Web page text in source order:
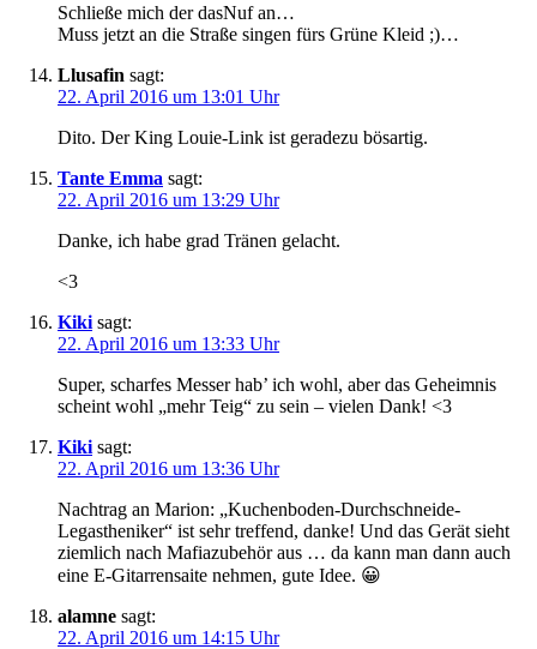
Schließe mich der dasNuf an…
Muss jetzt an die Straße singen fürs Grüne Kleid ;)…
Llusafin sagt:
22. April 2016 um 13:01 Uhr
Dito. Der King Louie-Link ist geradezu bösartig.
Tante Emma sagt:
22. April 2016 um 13:29 Uhr
Danke, ich habe grad Tränen gelacht.
<3
Kiki sagt:
22. April 2016 um 13:33 Uhr
Super, scharfes Messer hab’ ich wohl, aber das Geheimnis
scheint wohl „mehr Teig“ zu sein – vielen Dank! <3
Kiki sagt:
22. April 2016 um 13:36 Uhr
Nachtrag an Marion: „Kuchenboden-Durchschneide-
Legastheniker“ ist sehr treffend, danke! Und das Gerät sieht
ziemlich nach Mafiazubehör aus … da kann man dann auch
eine E-Gitarrensaite nehmen, gute Idee. 😀
alamne sagt:
22. April 2016 um 14:15 Uhr